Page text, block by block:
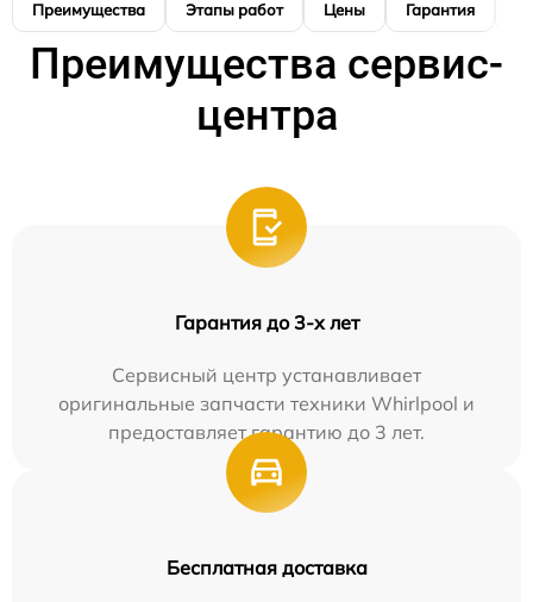
Преимущества Этапы работ Цены Гарантия
Преимущества сервис-
центра
Гарантия до 3-х лет
Сервисный центр устанавливает
оригинальные запчасти техники Whirlpool и
предоставляет гарантию до 3 лет.
Бесплатная доставка